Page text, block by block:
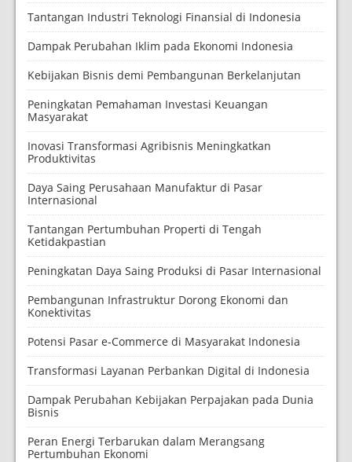
Tantangan Industri Teknologi Finansial di Indonesia
Dampak Perubahan Iklim pada Ekonomi Indonesia
Kebijakan Bisnis demi Pembangunan Berkelanjutan
Peningkatan Pemahaman Investasi Keuangan
Masyarakat
Inovasi Transformasi Agribisnis Meningkatkan
Produktivitas
Daya Saing Perusahaan Manufaktur di Pasar
Internasional
Tantangan Pertumbuhan Properti di Tengah
Ketidakpastian
Peningkatan Daya Saing Produksi di Pasar Internasional
Pembangunan Infrastruktur Dorong Ekonomi dan
Konektivitas
Potensi Pasar e-Commerce di Masyarakat Indonesia
Transformasi Layanan Perbankan Digital di Indonesia
Dampak Perubahan Kebijakan Perpajakan pada Dunia
Bisnis
Peran Energi Terbarukan dalam Merangsang
Pertumbuhan Ekonomi